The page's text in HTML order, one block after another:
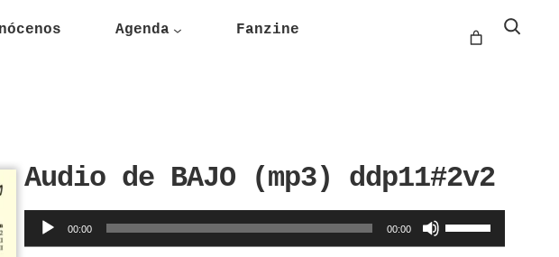
Agenda Fanzine
Buscar
Audio de BAJO (mp3) ddp11#2v2
Reproductor
00:00 00:00
las